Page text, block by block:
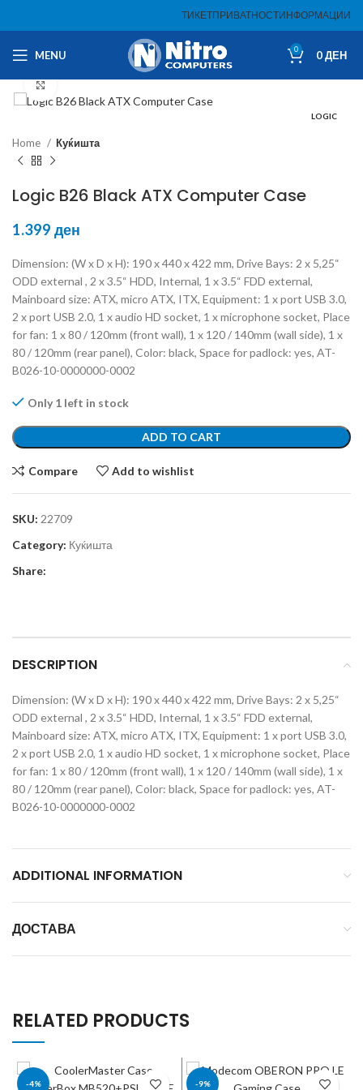
ТИКЕТПРИВАТНОСТИНФОРМАЦИИ
MENU 0 0ДЕН
LOGIC
Home Куќишта
Logic B26 Black ATX Computer Case
1.399 ден
Dimension: (W x D x H): 190 x 440 x 422 mm, Drive Bays: 2 x 5,25“
ODD external , 2 x 3.5“ HDD, Internal, 1 x 3.5“ FDD external,
Mainboard size: ATX, micro ATX, ITX, Equipment: 1 x port USB 3.0,
2 x port USB 2.0, 1 x audio HD socket, 1 x microphone socket, Place
for fan: 1 x 80 / 120mm (front wall), 1 x 120 / 140mm (wall side), 1 x
80 / 120mm (rear panel), Color: black, Space for padlock: yes, AT-
B026-10-0000000-0002
Only 1 left in stock
ADD TO CART
Compare Add to wishlist
SKU: 22709
Category: Куќишта
Share:
DESCRIPTION
Dimension: (W x D x H): 190 x 440 x 422 mm, Drive Bays: 2 x 5,25“
ODD external , 2 x 3.5“ HDD, Internal, 1 x 3.5“ FDD external,
Mainboard size: ATX, micro ATX, ITX, Equipment: 1 x port USB 3.0,
2 x port USB 2.0, 1 x audio HD socket, 1 x microphone socket, Place
for fan: 1 x 80 / 120mm (front wall), 1 x 120 / 140mm (wall side), 1 x
80 / 120mm (rear panel), Color: black, Space for padlock: yes, AT-
B026-10-0000000-0002
ADDITIONAL INFORMATION
ДОСТАВА
RELATED PRODUCTS
-4% -9%